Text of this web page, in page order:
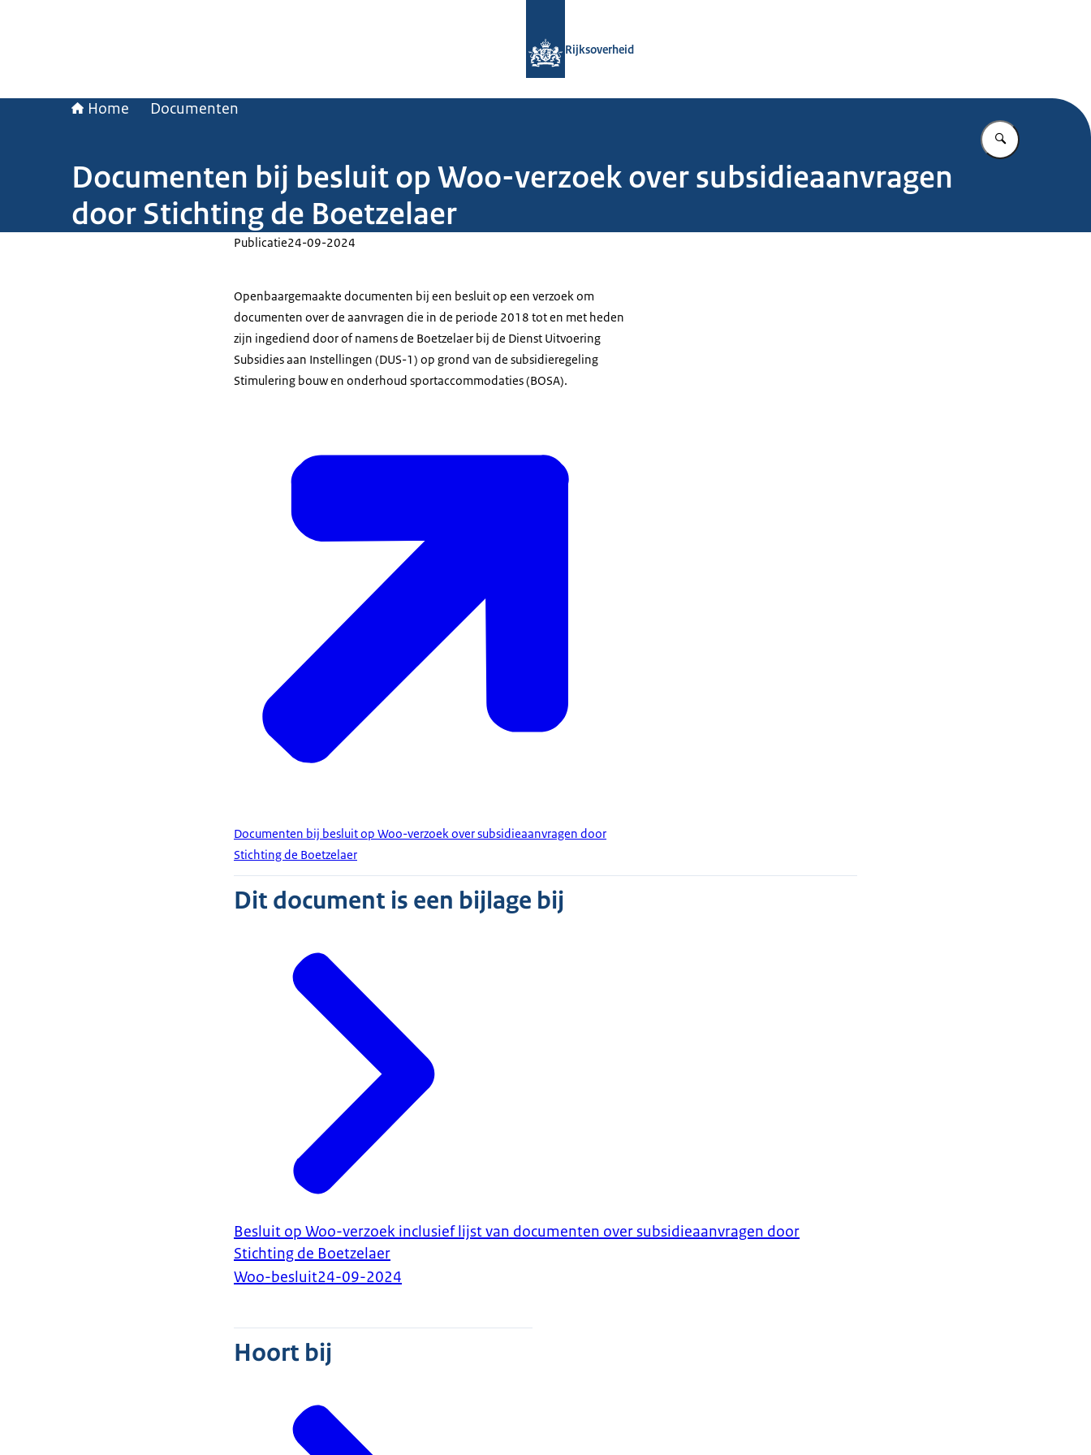
Rijksoverheid
Home Documenten
Vul in wat u
Documenten bij besluit op Woo-verzoek over subsidieaanvragen
door Stichting de Boetzelaer
Publicatie24-09-2024
Openbaargemaakte documenten bij een besluit op een verzoek om
documenten over de aanvragen die in de periode 2018 tot en met heden
zijn ingediend door of namens de Boetzelaer bij de Dienst Uitvoering
Subsidies aan Instellingen (DUS-1) op grond van de subsidieregeling
Stimulering bouw en onderhoud sportaccommodaties (BOSA).
Documenten bij besluit op Woo-verzoek over subsidieaanvragen door
Stichting de Boetzelaer
Dit document is een bijlage bij
Besluit op Woo-verzoek inclusief lijst van documenten over subsidieaanvragen door
Stichting de Boetzelaer
Woo-besluit24-09-2024
Hoort bij